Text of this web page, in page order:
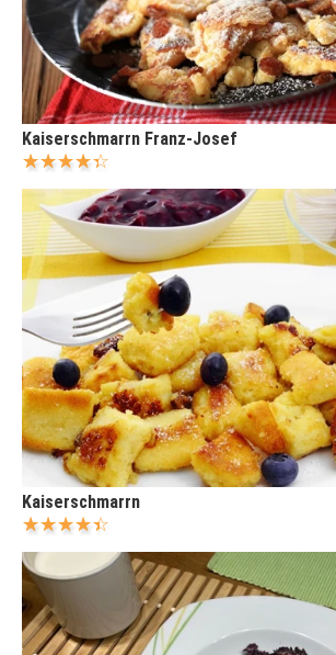
Kaiserschmarrn Franz-Josef
Kaiserschmarrn